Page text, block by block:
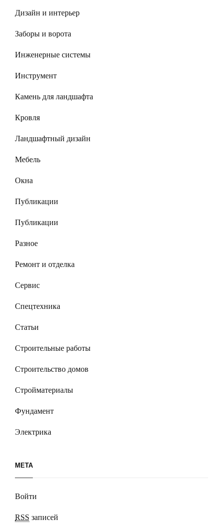
Дизайн и интерьер
Заборы и ворота
Инженерные системы
Инструмент
Камень для ландшафта
Кровля
Ландшафтный дизайн
Мебель
Окна
Публикации
Публикации
Разное
Ремонт и отделка
Сервис
Спецтехника
Статьи
Строительные работы
Строительство домов
Стройматериалы
Фундамент
Электрика
МЕТА
Войти
RSS записей